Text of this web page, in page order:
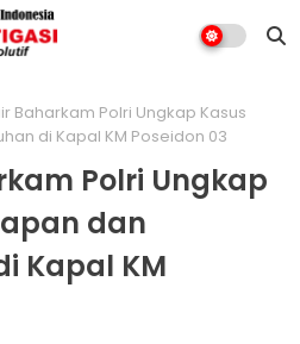
Baharkam Polri Ungkap Kasus
di Kapal KM Poseidon 03
Polri Ungkap
dan
Kapal KM